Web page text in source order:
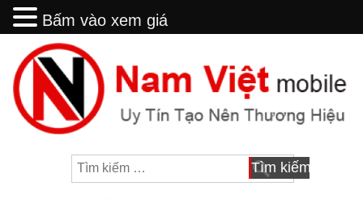
content
Bấm vào xem giá
Bấm vào xem giá